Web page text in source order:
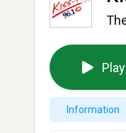
Information